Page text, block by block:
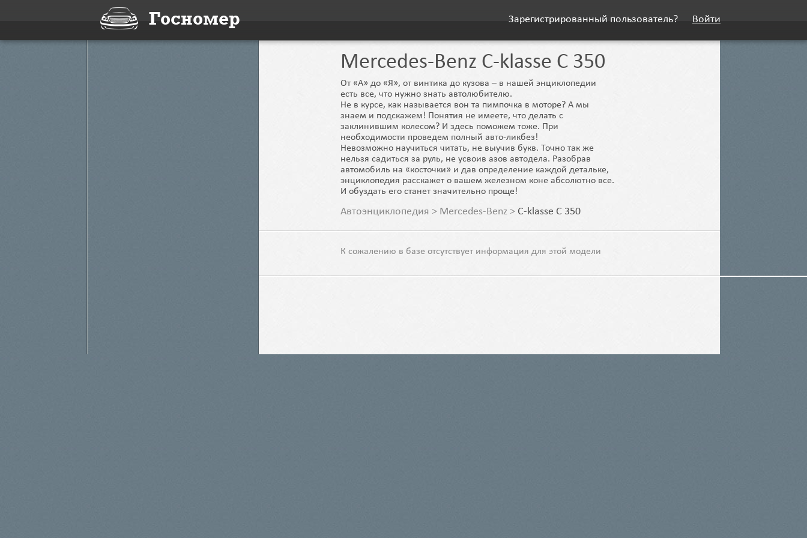
Госномер Зарегистрированный пользователь? Войти
Mercedes-Benz C-klasse C 350
От «А» до «Я», от винтика до кузова – в нашей энциклопедии
есть все, что нужно знать автолюбителю.
Не в курсе, как называется вон та пимпочка в моторе? А мы
знаем и подскажем! Понятия не имеете, что делать с
заклинившим колесом? И здесь поможем тоже. При
необходимости проведем полный авто-ликбез!
Невозможно научиться читать, не выучив букв. Точно так же
нельзя садиться за руль, не усвоив азов автодела. Разобрав
автомобиль на «косточки» и дав определение каждой детальке,
энциклопедия расскажет о вашем железном коне абсолютно все.
И обуздать его станет значительно проще!
Автоэнциклопедия > Mercedes-Benz > C-klasse C 350
К сожалению в базе отсутствует информация для этой модели